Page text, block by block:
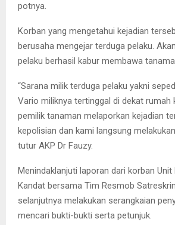
potnya.
Korban yang mengetahui kejadian
berusaha mengejar terduga pelaku.
pelaku berhasil kabur membawa
“Sarana milik terduga pelaku yakni
Vario miliknya tertinggal di dekat rumah
pemilik tanaman melaporkan kejadian
kepolisian dan kami langsung
tutur AKP Dr Fauzy.
Menindaklanjuti laporan dari korban
Kandat bersama Tim Resmob
selanjutnya melakukan serangkaian
mencari bukti-bukti serta petunjuk.